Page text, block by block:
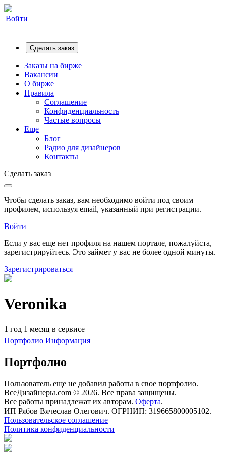
Войти
Сделать заказ
Заказы на бирже
Вакансии
О бирже
Правила
Соглашение
Конфиденциальность
Частые вопросы
Еще
Блог
Радио для дизайнеров
Контакты
Сделать заказ
Чтобы сделать заказ, вам необходимо войти под своим
профилем, используя email, указанный при регистрации.
Войти
Если у вас еще нет профиля на нашем портале, пожалуйста,
зарегистрируйтесь. Это займет у вас не более одной минуты.
Зарегистрироваться
Veronika
1 год 1 месяц в сервисе
Портфолио Информация
Портфолио
Пользователь еще не добавил работы в свое портфолио.
ВсеДизайнеры.com © 2026. Все права защищены.
Все работы принадлежат их авторам. Оферта.
ИП Рябов Вячеслав Олегович. ОГРНИП: 319665800005102.
Пользовательское соглашение
Политика конфиденциальности